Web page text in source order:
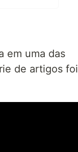
em uma das
de artigos foi